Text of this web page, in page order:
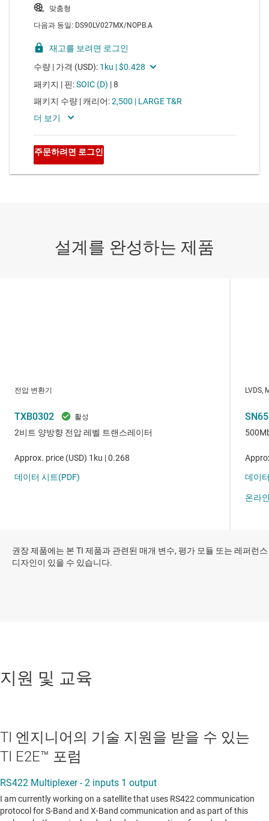
권장 제품에는 본 TI 제품과 관련된 매개 변수, 평가 모듈 또는 레퍼런스
디자인이 있을 수 있습니다.
지원 및 교육
TI 엔지니어의 기술 지원을 받을 수 있는
TI E2E™ 포럼